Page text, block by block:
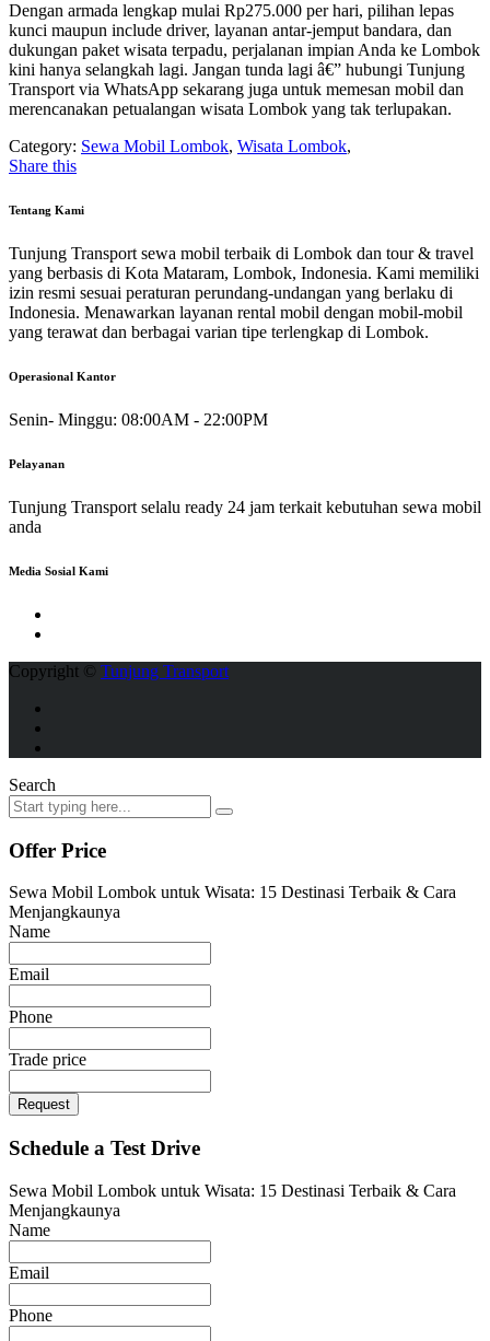
Dengan armada lengkap mulai Rp275.000 per hari, pilihan lepas
kunci maupun include driver, layanan antar-jemput bandara, dan
dukungan paket wisata terpadu, perjalanan impian Anda ke Lombok
kini hanya selangkah lagi. Jangan tunda lagi â€” hubungi Tunjung
Transport via WhatsApp sekarang juga untuk memesan mobil dan
merencanakan petualangan wisata Lombok yang tak terlupakan.
Category: Sewa Mobil Lombok, Wisata Lombok,
Share this
Tentang Kami
Tunjung Transport sewa mobil terbaik di Lombok dan tour & travel
yang berbasis di Kota Mataram, Lombok, Indonesia. Kami memiliki
izin resmi sesuai peraturan perundang-undangan yang berlaku di
Indonesia. Menawarkan layanan rental mobil dengan mobil-mobil
yang terawat dan berbagai varian tipe terlengkap di Lombok.
Operasional Kantor
Senin- Minggu: 08:00AM - 22:00PM
Pelayanan
Tunjung Transport selalu ready 24 jam terkait kebutuhan sewa mobil
anda
Media Sosial Kami
Copyright © Tunjung Transport
Search
Offer Price
Sewa Mobil Lombok untuk Wisata: 15 Destinasi Terbaik & Cara
Menjangkaunya
Name
Email
Phone
Trade price
Request
Schedule a Test Drive
Sewa Mobil Lombok untuk Wisata: 15 Destinasi Terbaik & Cara
Menjangkaunya
Name
Email
Phone